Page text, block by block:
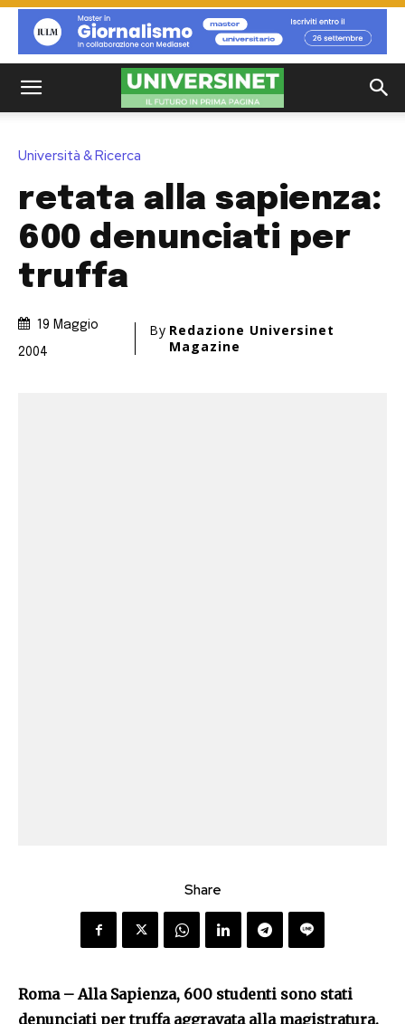
Università & Ricerca
retata alla sapienza:
600 denunciati per
truffa
19 Maggio
2004
By Redazione Universinet
Magazine
Share
Roma – Alla Sapienza, 600 studenti sono stati
denunciati per truffa aggravata alla magistratura.